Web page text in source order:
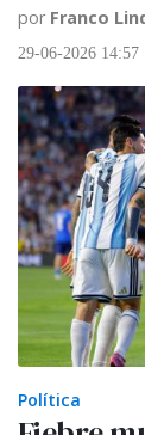
por Franco
29-06-2026 14:57
Política